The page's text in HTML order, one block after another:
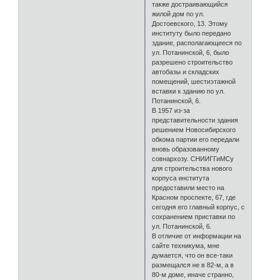
также достраивающийся
жилой дом по ул.
Достоевского, 13. Этому
институту было передано
здание, располагающееся по
ул. Потанинской, 6, было
разрешено строительство
автобазы и складских
помещений, шестиэтажной
вставки к зданию по ул.
Потанинской, 6.
В 1957 из-за
представительности здания
решением Новосибирского
обкома партии его передали
вновь образованному
совнархозу. СНИИГГиМСу
для строительства нового
корпуса института
предоставили место на
Красном проспекте, 67, где
сегодня его главный корпус, с
сохранением приставки по
ул. Потанинской, 6.
В отличие от информации на
сайте техникума, мне
думается, что он все-таки
размещался не в 82-м, а в
80-м доме, иначе странно,